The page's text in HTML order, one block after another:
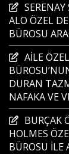
SERENAY
ALO ÖZEL
BÜROSU
AİLE
DURAN
NAFAKA VE
BURÇAK
HOLMES
BÜROSU İLE